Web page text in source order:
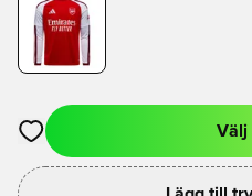
Öppnar en Modal för att
Välj